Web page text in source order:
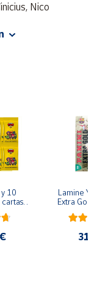
Nico
10
cartas
Stars
Lamine
Extra Gold
XL 2024